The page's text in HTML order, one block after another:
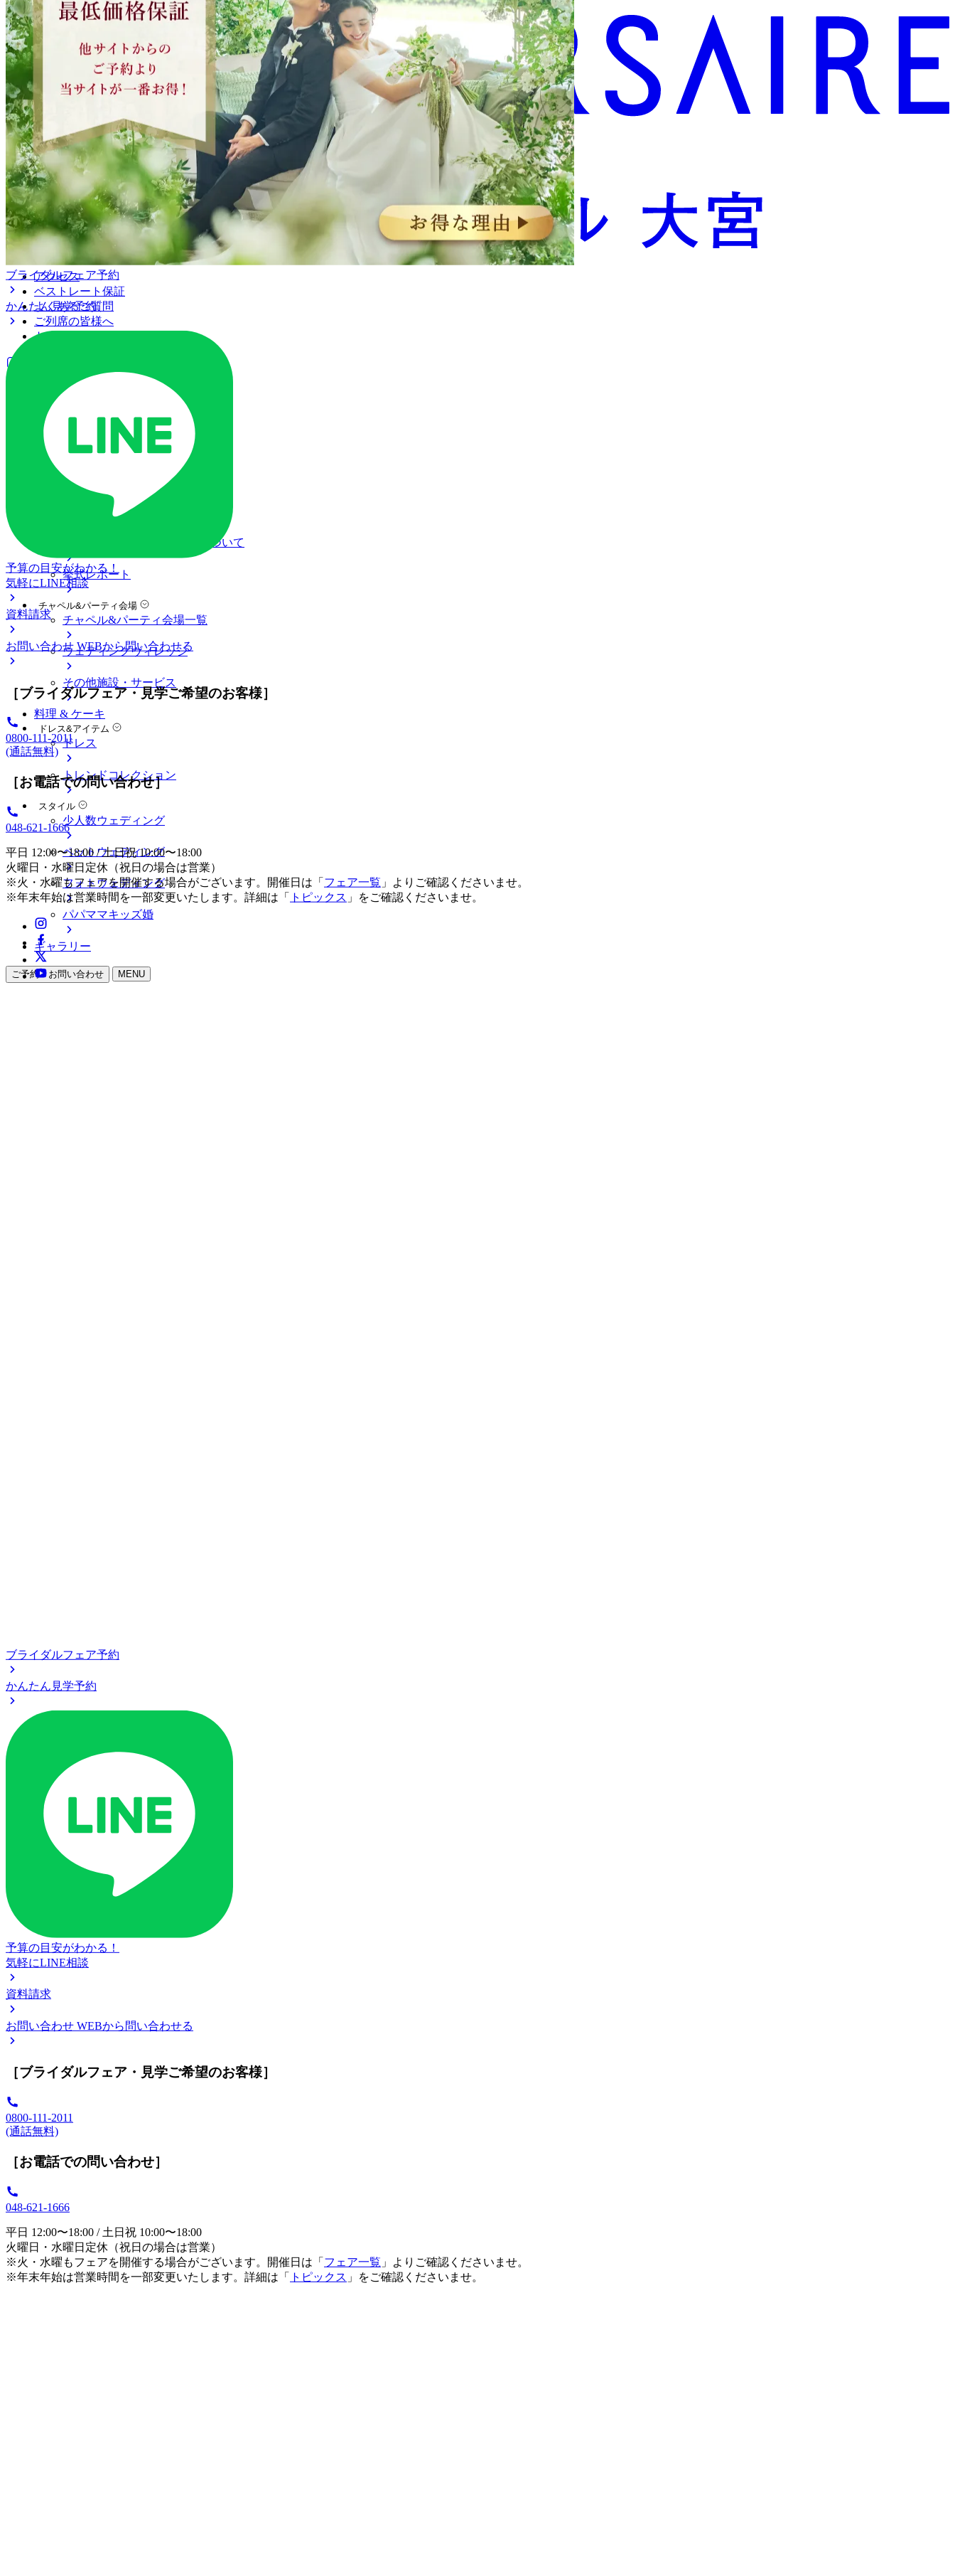
アクセス
ベストレート保証
よくあるご質問
ご列席の皆様へ
トピックス
ご予約・お問い合わせ
ブライダルフェア
ブライダルフェア一覧
ブライダルフェアの基礎知識
料金プラン
私たちの結婚式
アニヴェルセル 大宮について
結婚式の準備・当日・式後について
挙式レポート
チャペル&パーティ会場
チャペル&パーティ会場一覧
ウェディングヴィレッジ
その他施設・サービス
料理 & ケーキ
ドレス&アイテム
ドレス
トレンドコレクション
スタイル
少人数ウェディング
ペットウェディング
フォトウェディング
パパママキッズ婚
ギャラリー
ご予約・お問い合わせ MENU
ブライダルフェア予約
かんたん見学予約
予算の目安がわかる！
気軽にLINE相談
資料請求
お問い合わせ WEBから問い合わせる
［ブライダルフェア・見学ご希望のお客様］
0800-111-2011
(通話無料)
［お電話での問い合わせ］
048-621-1666
平日 12:00〜18:00 / 土日祝 10:00〜18:00
火曜日・水曜日定休（祝日の場合は営業）
※火・水曜もフェアを開催する場合がございます。開催日は「 フェア一覧 」よりご確認くださいませ。
※年末年始は営業時間を一部変更いたします。詳細は「
トピックス 」をご確認くださいませ。
ブライダルフェア予約
かんたん見学予約
予算の目安がわかる！
気軽にLINE相談
資料請求
お問い合わせ WEBから問い合わせる
［ブライダルフェア・見学ご希望のお客様］
0800-111-2011
(通話無料)
［お電話での問い合わせ］
048-621-1666
平日 12:00〜18:00 / 土日祝 10:00〜18:00
火曜日・水曜日定休（祝日の場合は営業）
※火・水曜もフェアを開催する場合がございます。開催日は「 フェア一覧 」よりご確認くださいませ。
※年末年始は営業時間を一部変更いたします。詳細は「
トピックス 」をご確認くださいませ。